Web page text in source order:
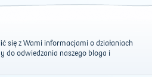
się z Wami informacjami o działaniach
do odwiedzania naszego bloga i